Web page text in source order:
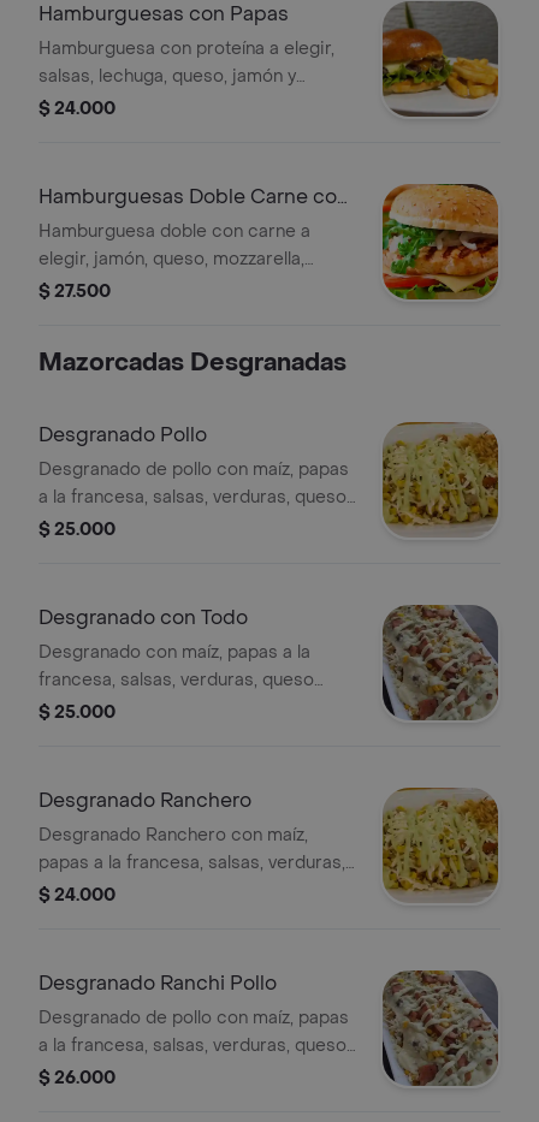
Hamburguesas con Papas
Hamburguesa con proteína a elegir,
salsas, lechuga, queso, jamón y
mozzarella, acompañada de papas a la
$ 24.000
Hamburguesas Doble Carne con
Papa
Hamburguesa doble con carne a
elegir, jamón, queso, mozzarella,
lechuga, tomate y cebolla. Incluye
$ 27.500
Mazorcadas Desgranadas
Desgranado Pollo
Desgranado de pollo con maíz, papas
a la francesa, salsas, verduras, queso
gratinado y chongo.
$ 25.000
Desgranado con Todo
Desgranado con maíz, papas a la
francesa, salsas, verduras, queso
gratinado, chongo y trozos de carne.
$ 25.000
Desgranado Ranchero
Desgranado Ranchero con maíz,
papas a la francesa, salsas, verduras,
queso gratinado y chorizo.
$ 24.000
Desgranado Ranchi Pollo
Desgranado de pollo con maíz, papas
a la francesa, salsas, verduras, queso
gratinado y chongo.
$ 26.000